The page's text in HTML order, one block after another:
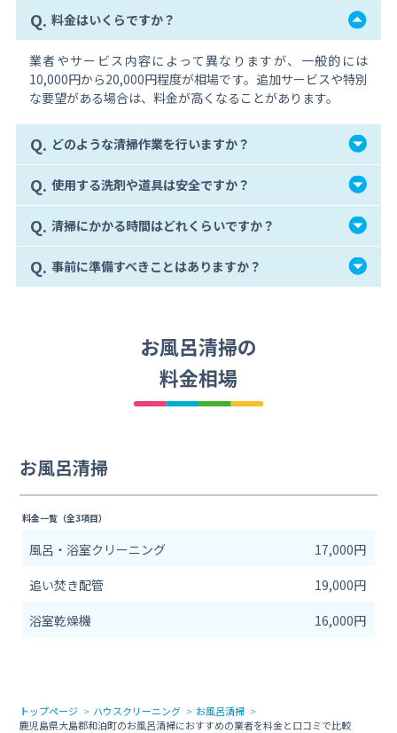
Q. 料金はいくらですか？
業者やサービス内容によって異なりますが、一般的には
10,000円から20,000円程度が相場です。追加サービスや特別
な要望がある場合は、料金が高くなることがあります。
Q. どのような清掃作業を行いますか？
Q. 使用する洗剤や道具は安全ですか？
Q. 清掃にかかる時間はどれくらいですか？
Q. 事前に準備すべきことはありますか？
お風呂清掃の
料金相場
お風呂清掃
料金一覧（全3項目）
風呂・浴室クリーニング
17,000円
追い焚き配管
19,000円
浴室乾燥機
16,000円
トップページ ハウスクリーニング
お風呂清掃
鹿児島県大島郡和泊町のお風呂清掃におすすめの業者を料金と口コミで比較